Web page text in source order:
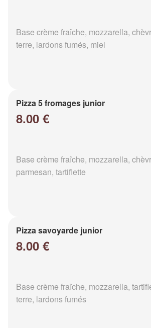
Base crème fraîche, mozzarella,
terre, lardons fumés, miel
Pizza 5 fromages junior
8.00 €
Base crème fraîche, mozzarella,
parmesan, tartiflette
Pizza savoyarde junior
8.00 €
Base crème fraîche, mozzarella,
terre, lardons fumés